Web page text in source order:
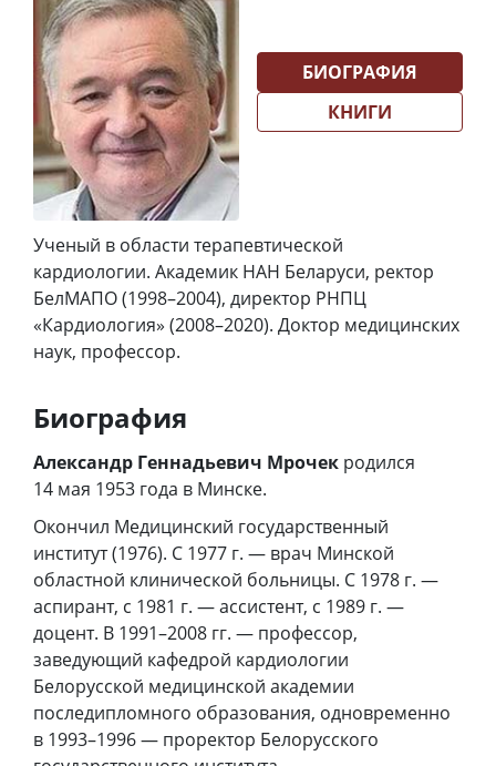
Ученый в области терапевтической
кардиологии. Академик НАН Беларуси, ректор
БелМАПО (1998–2004), директор РНПЦ
«Кардиология» (2008–2020). Доктор медицинских
наук, профессор.
БИОГРАФИЯ
КНИГИ
Биография
Александр Геннадьевич Мрочек родился
14 мая 1953 года в Минске.
Окончил Медицинский государственный
институт (1976). С 1977 г. — врач Минской
областной клинической больницы. С 1978 г. —
аспирант, с 1981 г. — ассистент, с 1989 г. —
доцент. В 1991–2008 гг. — профессор,
заведующий кафедрой кардиологии
Белорусской медицинской академии
последипломного образования, одновременно
в 1993–1996 — проректор Белорусского